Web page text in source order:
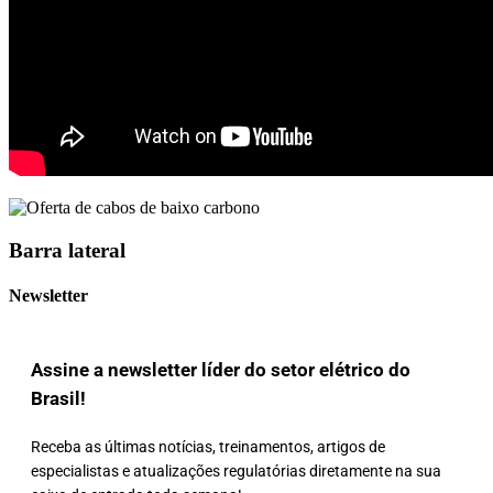
Barra lateral
Newsletter
Assine a newsletter líder do setor elétrico do
Brasil!
Receba as últimas notícias, treinamentos, artigos de
especialistas e atualizações regulatórias diretamente na sua